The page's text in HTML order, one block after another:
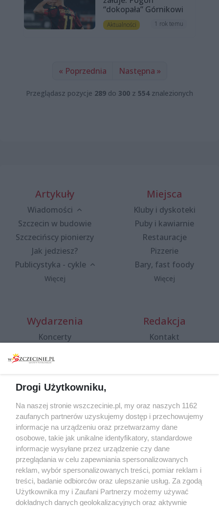
“dokopała” Górnikowi
Aktualności 1 rok temu
« Poprzednia Następna »
Przeglądasz pozycje 289 do 300 z 554znalezionych
Artykuły
Wiadomości
Szczecin w budowie
Szczecińscy pionierzy
Jak jedziesz?
Publicystyka - cykle
Więcej
Miejsca
Kluby i dyskoteki
Puby i kawiarnie
Restauracje
Pizzerie
Bary, fast foody
Więcej
Wydarzenia
Koncerty
Spacery i oprowadzania
targi
Wernisaże
Więcej
Redakcja
Kontakt
Specjalny koncert z okazji
20. urodzin portalu
wSzczecinie.pl
Regulamin konkursów
śniadaniówka "Hej
Szczecin! Jest piątek!"
Drogi Użytkowniku,
Na naszej stronie wszczecinie.pl, my oraz naszych 1162
zaufanych partnerów uzyskujemy dostęp i przechowujemy
informacje na urządzeniu oraz przetwarzamy dane
osobowe, takie jak unikalne identyfikatory, standardowe
informacje wysyłane przez urządzenie czy dane
przeglądania w celu zapewniania spersonalizowanych
reklam, wybór spersonalizowanych treści, pomiar reklam i
treści, badanie odbiorców oraz ulepszanie usług. Za zgodą
Użytkownika my i Zaufani Partnerzy możemy używać
dokładnych danych geolokalizacyjnych oraz aktywnie